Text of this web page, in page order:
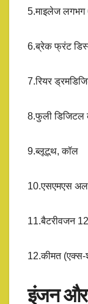
5.माइलेज लगभग
6.ब्रेक फ्रंट
7.रियर
8.फुली डिजिटल
9.ब्लूटूथ, कॉल
10.एसएमएस
11.बैटरीवजन
12.कीमत
इंजन और